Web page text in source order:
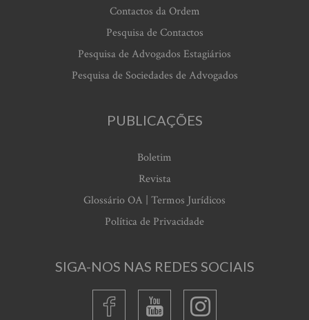
Contactos da Ordem
Pesquisa de Contactos
Pesquisa de Advogados Estagiários
Pesquisa de Sociedades de Advogados
PUBLICAÇÕES
Boletim
Revista
Glossário OA | Termos Jurídicos
Política de Privacidade
SIGA-NOS NAS REDES SOCIAIS